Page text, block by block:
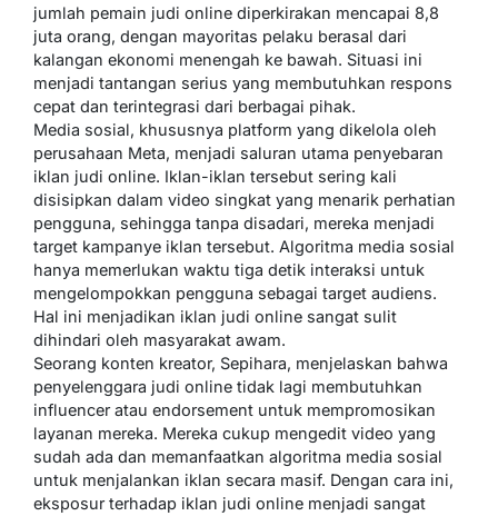
jumlah pemain judi online diperkirakan mencapai 8,8
juta orang, dengan mayoritas pelaku berasal dari
kalangan ekonomi menengah ke bawah. Situasi ini
menjadi tantangan serius yang membutuhkan respons
cepat dan terintegrasi dari berbagai pihak.
Media sosial, khususnya platform yang dikelola oleh
perusahaan Meta, menjadi saluran utama penyebaran
iklan judi online. Iklan-iklan tersebut sering kali
disisipkan dalam video singkat yang menarik perhatian
pengguna, sehingga tanpa disadari, mereka menjadi
target kampanye iklan tersebut. Algoritma media sosial
hanya memerlukan waktu tiga detik interaksi untuk
mengelompokkan pengguna sebagai target audiens.
Hal ini menjadikan iklan judi online sangat sulit
dihindari oleh masyarakat awam.
Seorang konten kreator, Sepihara, menjelaskan bahwa
penyelenggara judi online tidak lagi membutuhkan
influencer atau endorsement untuk mempromosikan
layanan mereka. Mereka cukup mengedit video yang
sudah ada dan memanfaatkan algoritma media sosial
untuk menjalankan iklan secara masif. Dengan cara ini,
eksposur terhadap iklan judi online menjadi sangat